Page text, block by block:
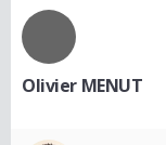
Olivier MENUT